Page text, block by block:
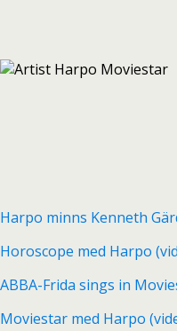
Harpo minns Kenneth
Horoscope med Harpo
ABBA-Frida sings in
Moviestar med Harpo